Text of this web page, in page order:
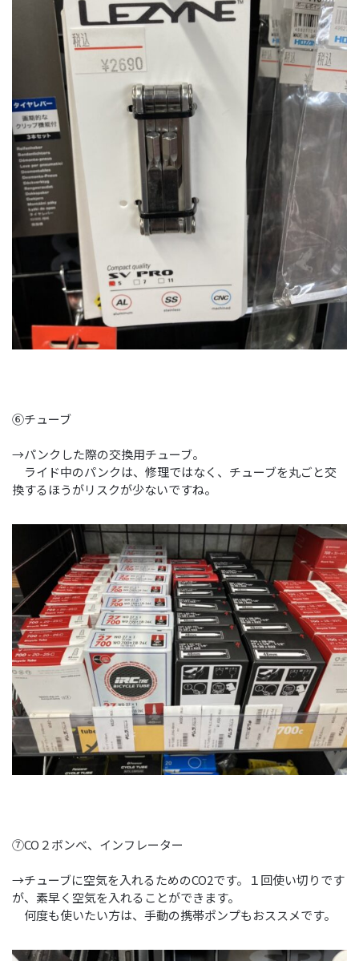
⑥チューブ
→パンクした際の交換用チューブ。
ライド中のパンクは、修理ではなく、チューブを丸ごと交
換するほうがリスクが少ないですね。
⑦CO２ボンベ、インフレーター
→チューブに空気を入れるためのCO2です。１回使い切りです
が、素早く空気を入れることができます。
何度も使いたい方は、手動の携帯ポンプもおススメです。